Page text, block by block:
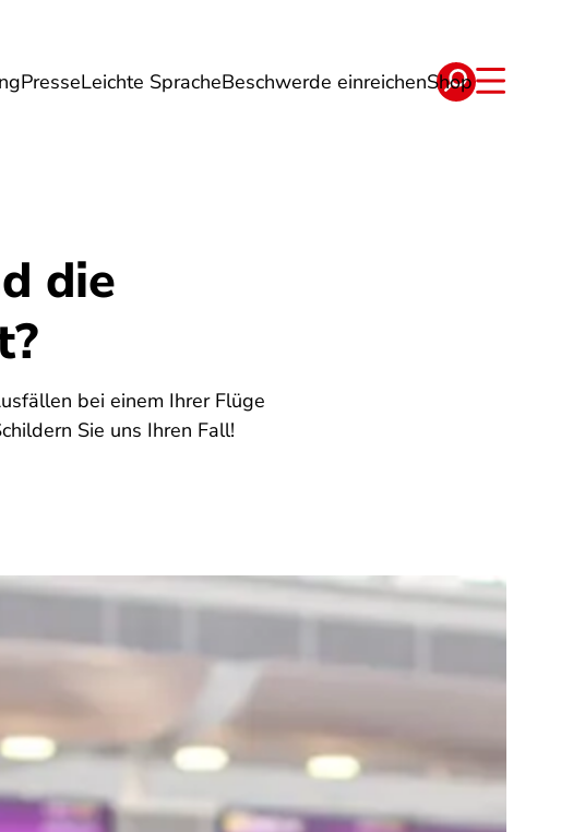
PresseLeichte SpracheBeschwerde einreichenShop
& Pflege Energie Reise Verträge
die
bei einem Ihrer Flüge
Sie uns Ihren Fall!